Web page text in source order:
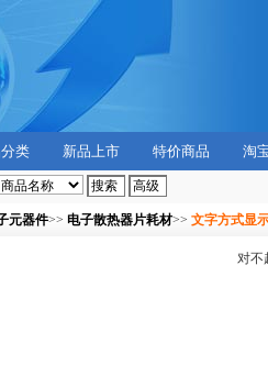
类 新品上市 特价商品 淘
元器件>> 电子散热器片耗材>> 文字方式显
对不